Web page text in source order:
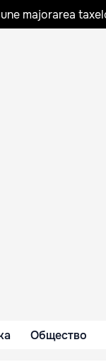
majorarea
Общество